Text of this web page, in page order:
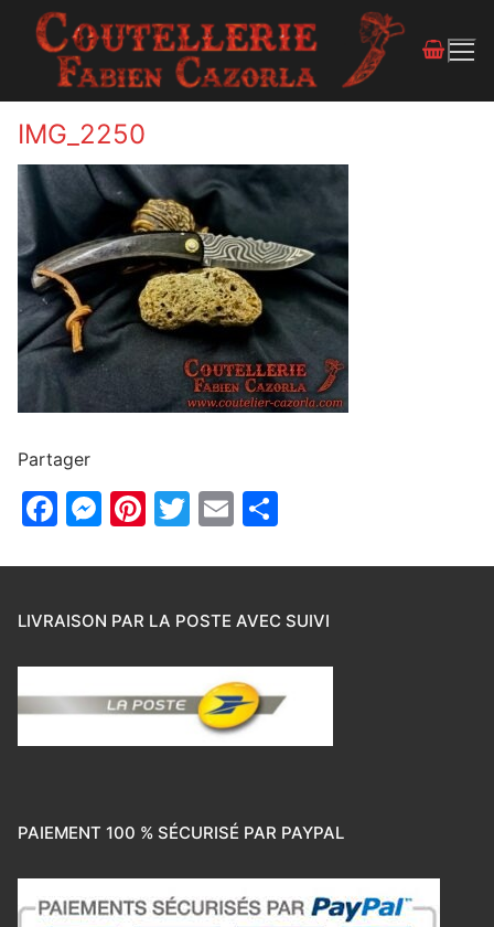
IMG_2250
Partager
Facebook
Messenger
Pinterest
Twitter
Email
LIVRAISON PAR LA POSTE AVEC SUIVI
PAIEMENT 100 % SÉCURISÉ PAR PAYPAL